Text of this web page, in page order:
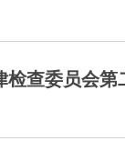
查委员会第